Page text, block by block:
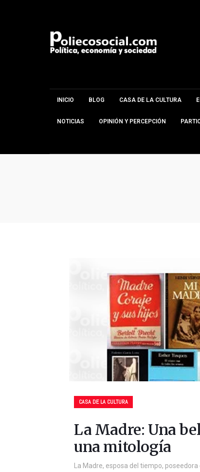
INICIO BLOG CASA DE LA CULTURA
NOTICIAS OPINIÓN Y PERCEPCIÓN
CASA DE LA CULTURA
La Madre: Una
una mitología
La Madre, esposa del tiempo,